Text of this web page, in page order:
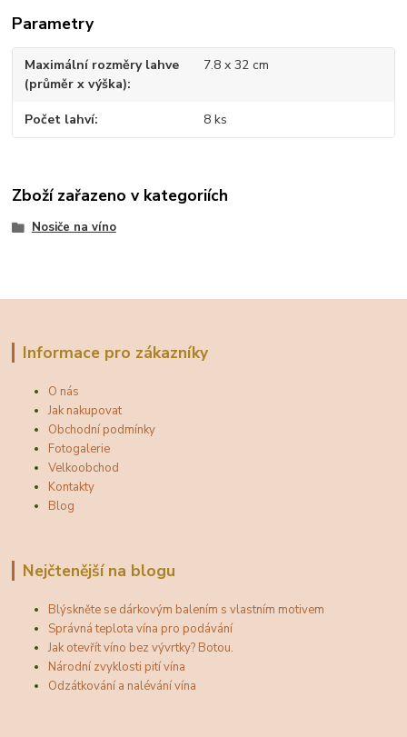
Parametry
Maximální rozměry lahve
(průměr x výška)
7.8 x 32 cm
Počet lahví 8 ks
Zboží zařazeno v kategoriích
Nosiče na víno
Informace pro zákazníky
O nás
Jak nakupovat
Obchodní podmínky
Fotogalerie
Velkoobchod
Kontakty
Blog
Nejčtenější na blogu
Blýskněte se dárkovým balením s vlastním motivem
Správná teplota vína pro podávání
Jak otevřít víno bez vývrtky? Botou.
Národní zvyklosti pití vína
Odzátkování a nalévání vína